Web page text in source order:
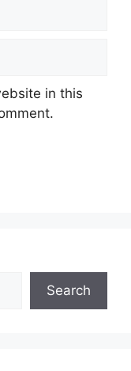
in this
Search